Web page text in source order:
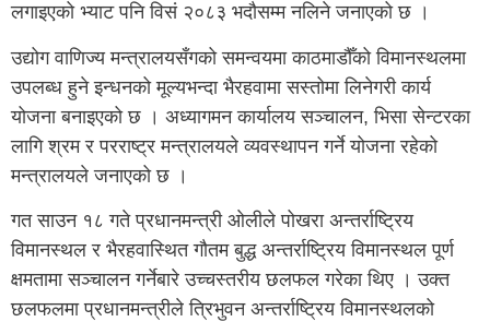
लगाइएको भ्याट पनि विसं २०८३ भदौसम्म नलिने जनाएको छ ।
उद्योग वाणिज्य मन्त्रालयसँगको समन्वयमा काठमाडौँको विमानस्थलमा
उपलब्ध हुने इन्धनको मूल्यभन्दा भैरहवामा सस्तोमा लिनेगरी कार्य
योजना बनाइएको छ । अध्यागमन कार्यालय सञ्चालन, भिसा सेन्टरका
लागि श्रम र परराष्ट्र मन्त्रालयले व्यवस्थापन गर्ने योजना रहेको
मन्त्रालयले जनाएको छ ।
गत साउन १८ गते प्रधानमन्त्री ओलीले पोखरा अन्तर्राष्ट्रिय
विमानस्थल र भैरहवास्थित गौतम बुद्ध अन्तर्राष्ट्रिय विमानस्थल पूर्ण
क्षमतामा सञ्चालन गर्नेबारे उच्चस्तरीय छलफल गरेका थिए । उक्त
छलफलमा प्रधानमन्त्रीले त्रिभुवन अन्तर्राष्ट्रिय विमानस्थलको